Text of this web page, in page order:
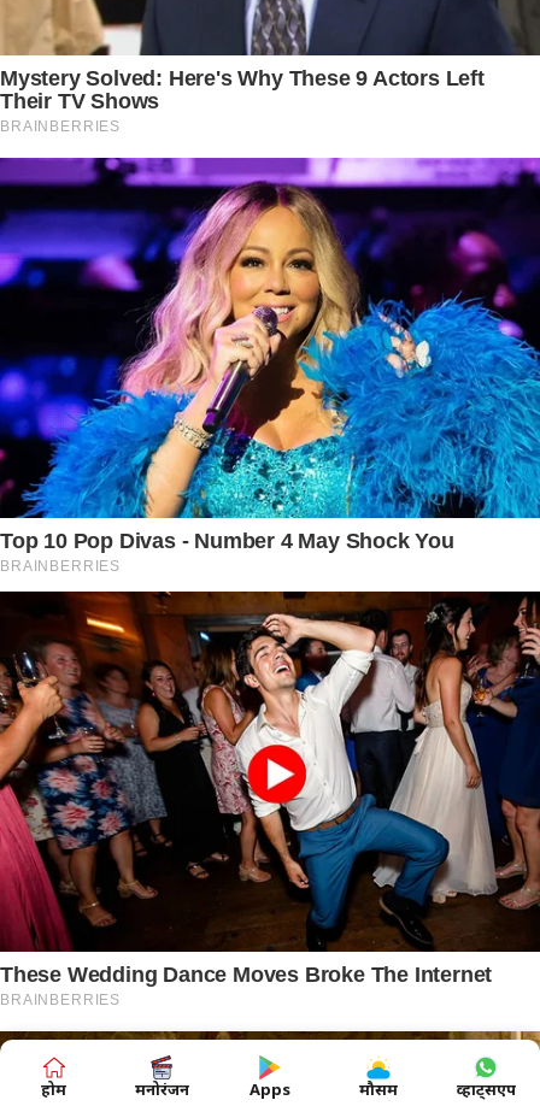
होम मनोरंजन Apps मौसम व्हाट्सएप